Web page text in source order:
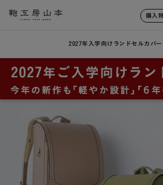
購入
2027年入学向けランドセル カバ